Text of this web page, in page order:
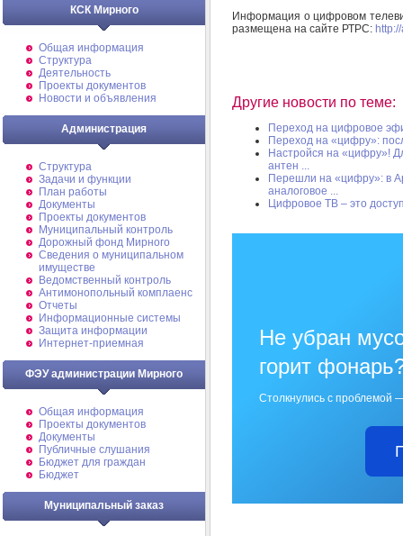
КСК Мирного
Общая информация
Структура
Деятельность
Проекты документов
Новости и объявления
Администрация
Структура
Задачи и функции
План работы
Документы
Проекты документов
Муниципальный контроль
Дорожный фонд Мирного
Cведения о муниципальном
имуществе
Ведомственный контроль
Антимонопольный комплаенс
Отчеты
Информационные системы
Защита информации
Интернет-приемная
ФЭУ администрации Мирного
Общая информация
Проекты документов
Документы
Публичные слушания
Бюджет для граждан
Бюджет
Муниципальный заказ
Информация о цифровом
размещена на сайте РТРС:
Другие новости по теме:
Переход на цифровое
Переход на «цифру»:
Настройся на «цифру»!
антен ...
Перешли на «цифру»: в
аналоговое ...
Цифровое ТВ – это
Не убран
горит
Столкнулись с проблемой